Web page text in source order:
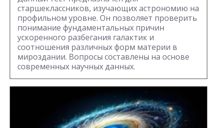
старшеклассников, изучающих астрономию на
профильном уровне. Он позволяет проверить
понимание фундаментальных причин
ускоренного разбегания галактик и
соотношения различных форм материи в
мироздании. Вопросы составлены на основе
современных научных данных.